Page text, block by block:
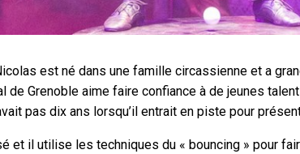
est né dans une famille circassienne et a
de Grenoble aime faire confiance à de jeunes
pas dix ans lorsqu’il entrait en piste pour
et il utilise les techniques du « bouncing » pour